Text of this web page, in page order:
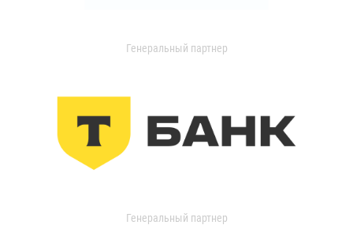
Генеральный партнер
Генеральный партнер